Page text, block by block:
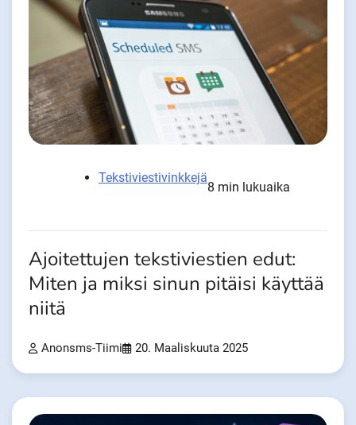
Tekstiviestivinkkejä
8 min lukuaika
Ajoitettujen tekstiviestien edut:
Miten ja miksi sinun pitäisi käyttää
niitä
Anonsms-Tiimi 20. Maaliskuuta 2025